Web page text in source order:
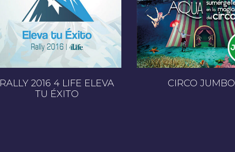
RALLY 2016 4 LIFE ELEVA
TU ÉXITO
CIRCO JUMBO